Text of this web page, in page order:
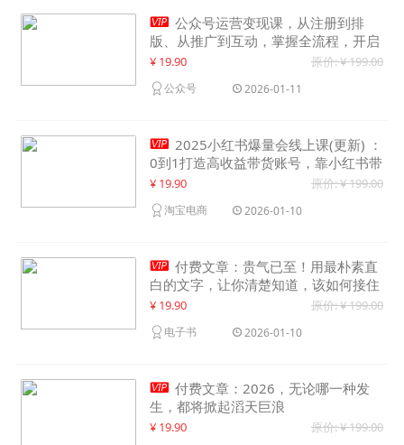
 公众号运营变现课，从注册到排
版、从推广到互动，掌握全流程，开启
个人品牌月入30000+
¥ 19.90 原价: ¥ 199.00
公众号 2026-01-11
 2025小红书爆量会线上课(更新) ：
0到1打造高收益带货账号，靠小红书带
货年入100w？机会来了！
¥ 19.90 原价: ¥ 199.00
淘宝电商 2026-01-10
 付费文章：贵气已至！用最朴素直
白的文字，让你清楚知道，该如何接住
这一次时代的泼天富贵
¥ 19.90 原价: ¥ 199.00
电子书 2026-01-10
 付费文章：2026，无论哪一种发
生，都将掀起滔天巨浪
¥ 19.90 原价: ¥ 199.00